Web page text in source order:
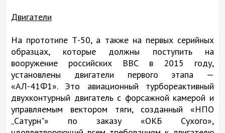
Двигатели
На прототипе Т-50, а также на первых серийных
образцах, которые должны поступить на
вооружение российских ВВС в 2015 году,
установлены двигатели первого этапа —
«АЛ-41Ф1». Это авиационный турбореактивный
двухконтурный двигатель с форсажной камерой и
управляемым вектором тяги, созданный «НПО
„Сатурн"» по заказу «ОКБ Сухого»,